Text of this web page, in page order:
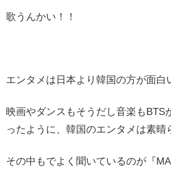
歌うんかい！！
エンタメは日本より韓国の方が面白
映画やダンスもそうだし音楽もBTS
ったように、韓国のエンタメは素晴
その中もでよく聞いているのが『